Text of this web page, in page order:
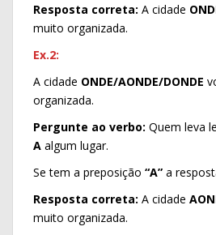
Resposta correta: A cidade
muito organizada.
Ex.2:
A cidade ONDE/AONDE/DONDE
organizada.
Pergunte ao verbo: Quem leva
A algum lugar.
Se tem a preposição “A” a
Resposta correta: A cidade
muito organizada.